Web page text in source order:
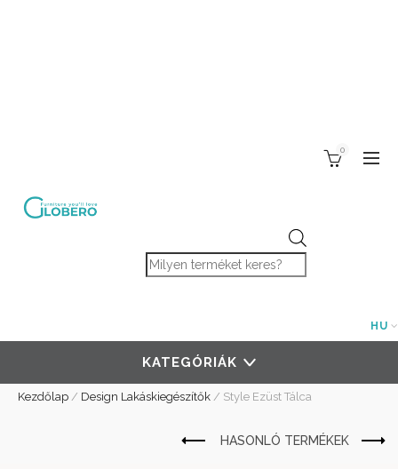
Products search
0
HU
KATEGÓRIÁK
Kezdőlap / Design Lakáskiegészítők / Style Ezüst Tálca